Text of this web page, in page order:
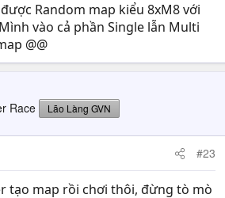
Random map kiểu 8xM8 với
vào cả phần Single lẫn Multi
@@
Race Lão Làng GVN
#23
tạo map rồi chơi thôi, đừng tò mò